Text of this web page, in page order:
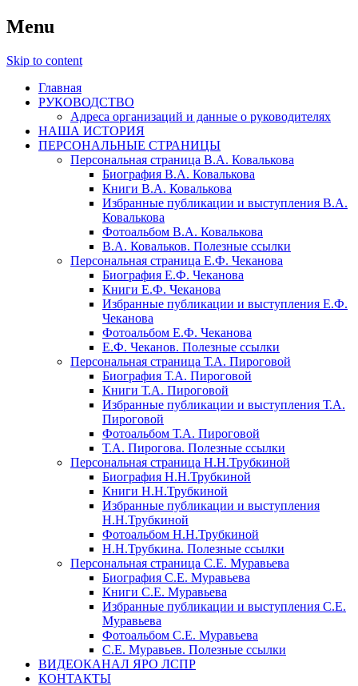
Menu
Skip to content
Главная
РУКОВОДСТВО
Адреса организаций и данные о руководителях
НАША ИСТОРИЯ
ПЕРСОНАЛЬНЫЕ СТРАНИЦЫ
Персональная страница В.А. Ковалькова
Биография В.А. Ковалькова
Книги В.А. Ковалькова
Избранные публикации и выступления В.А.
Ковалькова
Фотоальбом В.А. Ковалькова
В.А. Ковальков. Полезные ссылки
Персональная страница Е.Ф. Чеканова
Биография Е.Ф. Чеканова
Книги Е.Ф. Чеканова
Избранные публикации и выступления Е.Ф.
Чеканова
Фотоальбом Е.Ф. Чеканова
Е.Ф. Чеканов. Полезные ссылки
Персональная страница Т.А. Пироговой
Биография Т.А. Пироговой
Книги Т.А. Пироговой
Избранные публикации и выступления Т.А.
Пироговой
Фотоальбом Т.А. Пироговой
Т.А. Пирогова. Полезные ссылки
Персональная страница Н.Н.Трубкиной
Биография Н.Н.Трубкиной
Книги Н.Н.Трубкиной
Избранные публикации и выступления
Н.Н.Трубкиной
Фотоальбом Н.Н.Трубкиной
Н.Н.Трубкина. Полезные ссылки
Персональная страница С.Е. Муравьева
Биография С.Е. Муравьева
Книги С.Е. Муравьева
Избранные публикации и выступления С.Е.
Муравьева
Фотоальбом С.Е. Муравьева
С.Е. Муравьев. Полезные ссылки
ВИДЕОКАНАЛ ЯРО ЛСПР
КОНТАКТЫ